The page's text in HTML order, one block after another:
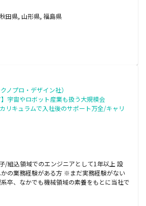
田県, 山形県, 福島県
ノプロ・デザイン社）
】宇宙やロボット産業も扱う大規模会
リキュラムで入社後のサポート万全/キャリ
/組込領域でのエンジニアとして1年以上 設
の業務経験がある方 ※まだ実務経験がない
卒、なかでも機械領域の素養をもとに当社で